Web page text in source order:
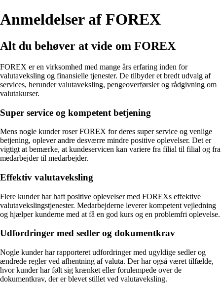
Anmeldelser af FOREX
Alt du behøver at vide om FOREX
FOREX er en virksomhed med mange års erfaring inden for
valutaveksling og finansielle tjenester. De tilbyder et bredt udvalg af
services, herunder valutaveksling, pengeoverførsler og rådgivning om
valutakurser.
Super service og kompetent betjening
Mens nogle kunder roser FOREX for deres super service og venlige
betjening, oplever andre desværre mindre positive oplevelser. Det er
vigtigt at bemærke, at kundeservicen kan variere fra filial til filial og fra
medarbejder til medarbejder.
Effektiv valutaveksling
Flere kunder har haft positive oplevelser med FOREXs effektive
valutavekslingstjenester. Medarbejderne leverer kompetent vejledning
og hjælper kunderne med at få en god kurs og en problemfri oplevelse.
Udfordringer med sedler og dokumentkrav
Nogle kunder har rapporteret udfordringer med ugyldige sedler og
ændrede regler ved afhentning af valuta. Der har også været tilfælde,
hvor kunder har følt sig krænket eller forulempede over de
dokumentkrav, der er blevet stillet ved valutaveksling.